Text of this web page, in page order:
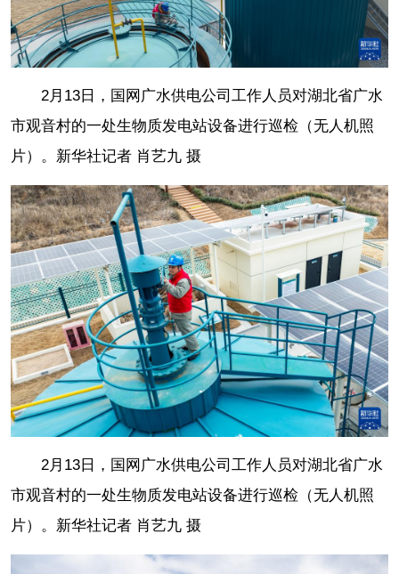
2月13日，国网广水供电公司工作人员对湖北省广水
市观音村的一处生物质发电站设备进行巡检（无人机照
片）。新华社记者 肖艺九 摄
2月13日，国网广水供电公司工作人员对湖北省广水
市观音村的一处生物质发电站设备进行巡检（无人机照
片）。新华社记者 肖艺九 摄